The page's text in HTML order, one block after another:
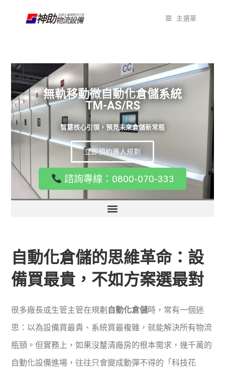
主選單
無軌移動微自動化倉儲系統
TM-AS/RS
智慧核心引領，預見未來倉儲新常態
立即預約專人規劃
諮詢專線：0800-070-333
自動化倉儲的思維革命：設
備買最貴，不如方案選最對
很多廠長或生管主管在規劃 自動化倉儲時，常有一個迷
思：以為設備買最貴、系統買最複雜，就能解決所有物流
瓶頸。但實務上，如果沒釐清廠房的根本需求，幾千萬的
自動化設備進場，往往只會變成動彈不得的「科技花